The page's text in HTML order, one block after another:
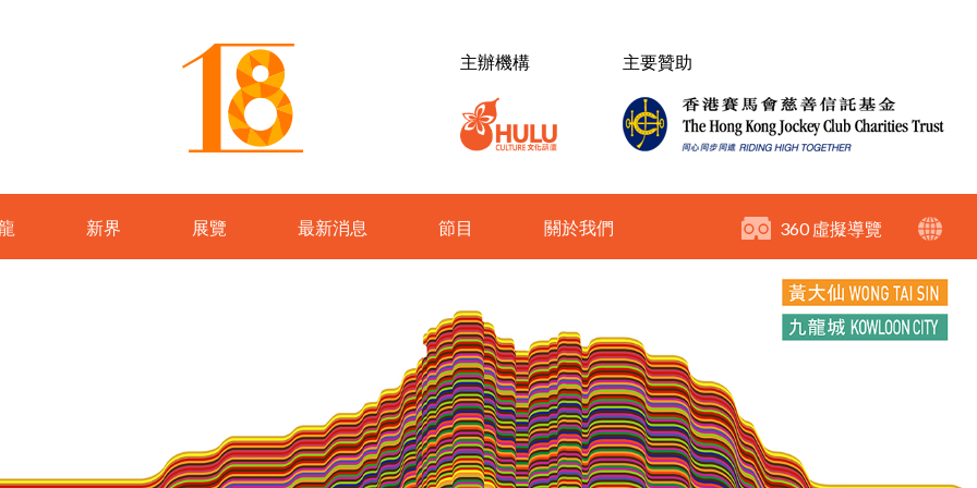
主辦機構 主要贊助
360 虛擬導覽
新界 展覽 最新消息 節目 關於我們